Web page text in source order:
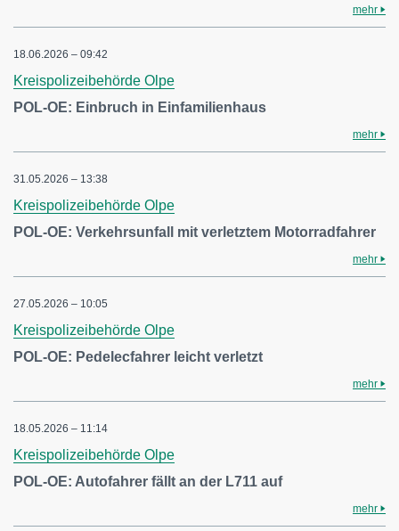
mehr
18.06.2026 – 09:42
Kreispolizeibehörde Olpe
POL-OE: Einbruch in Einfamilienhaus
mehr
31.05.2026 – 13:38
Kreispolizeibehörde Olpe
POL-OE: Verkehrsunfall mit verletztem Motorradfahrer
mehr
27.05.2026 – 10:05
Kreispolizeibehörde Olpe
POL-OE: Pedelecfahrer leicht verletzt
mehr
18.05.2026 – 11:14
Kreispolizeibehörde Olpe
POL-OE: Autofahrer fällt an der L711 auf
mehr